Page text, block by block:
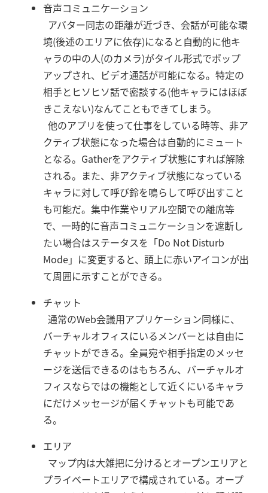
音声コミュニケーション
アバター同志の距離が近づき、会話が可能な環
境(後述のエリアに依存)になると自動的に他キ
ャラの中の人(のカメラ)がタイル形式でポップ
アップされ、ビデオ通話が可能になる。特定の
相手とヒソヒソ話で密談する(他キャラにはほぼ
きこえない)なんてこともできてしまう。
他のアプリを使って仕事をしている時等、非ア
クティブ状態になった場合は自動的にミュート
となる。Gatherをアクティブ状態にすれば解除
される。また、非アクティブ状態になっている
キャラに対して呼び鈴を鳴らして呼び出すこと
も可能だ。集中作業やリアル空間での離席等
で、一時的に音声コミュニケーションを遮断し
たい場合はステータスを「Do Not Disturb
Mode」に変更すると、頭上に赤いアイコンが出
て周囲に示すことができる。
チャット
通常のWeb会議用アプリケーション同様に、
バーチャルオフィスにいるメンバーとは自由に
チャットができる。全員宛や相手指定のメッセ
ージを送信できるのはもちろん、バーチャルオ
フィスならではの機能として近くにいるキャラ
にだけメッセージが届くチャットも可能であ
る。
エリア
マップ内は大雑把に分けるとオープンエリアと
プライベートエリアで構成されている。オープ